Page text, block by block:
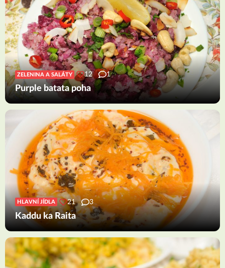
ZELENINA A SALÁTY 12 1
Purple batata poha
HLAVNÍ JÍDLA 21 3
Kaddu ka Raita